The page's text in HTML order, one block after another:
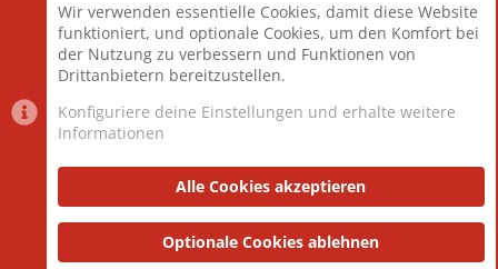
Mitglieder
12.427
Neuestes Mitglied
Berlin
Datenschutzerklärung Impressum
Community platform by XenForo® © 2010-2025 XenForo Ltd.
and add-ons by ThemeHouse
Wir verwenden essentielle Cookies, damit diese Website
funktioniert, und optionale Cookies, um den Komfort bei
der Nutzung zu verbessern und Funktionen von
Drittanbietern bereitzustellen.
Konfiguriere deine Einstellungen und erhalte weitere
Informationen
Alle Cookies akzeptieren
Optionale Cookies ablehnen